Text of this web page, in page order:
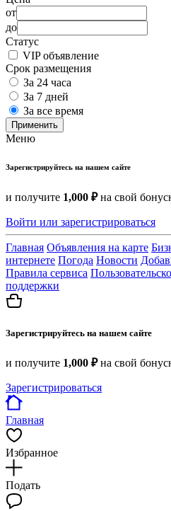
от
до
Статус
VIP объявление
Срок размещения
За 24 часа
За 7 дней
За все время
Применить
Меню
Зарегистрируйтесь на нашем сайте
и получите 1,000 ₽на свой
Войти или зарегистрироваться
Главная Объявления на карте
интернете Погода Новости
Правила сервиса
поддержки
Зарегистрируйтесь на нашем сайте
и получите 1,000 ₽на свой
Зарегистрироваться
Главная
Избранное
Подать